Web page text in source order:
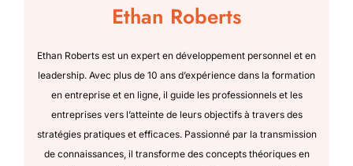
Ethan Roberts
Ethan Roberts est un expert en développement personnel et en
leadership. Avec plus de 10 ans d’expérience dans la formation
en entreprise et en ligne, il guide les professionnels et les
entreprises vers l’atteinte de leurs objectifs à travers des
stratégies pratiques et efficaces. Passionné par la transmission
de connaissances, il transforme des concepts théoriques en